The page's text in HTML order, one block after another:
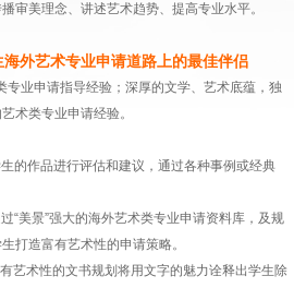
审美理念、讲述艺术趋势、提高专业水平。
外艺术专业申请道路上的最佳伴侣
专业申请指导经验；深厚的文学、艺术底蕴，独
术类专业申请经验。
的作品进行评估和建议，通过各种事例或经典
“美景”强大的海外艺术类专业申请资料库，及规
打造富有艺术性的申请策略。
艺术性的文书规划将用文字的魅力诠释出学生除